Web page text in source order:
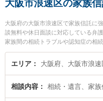
大阪市浪速区の家族
大阪府の大阪市浪速区で家族信託に
談無料や休日面談に対応している弁
家族間の相続トラブルや認知症の相
検索もでき便利です。特に家藤法律
事務所ロイヤーズ・ハイの永田 順
を今すぐに弁護士に相談したい』『
の弁護士を検索したい』『初回相談
エリア 大阪府、大阪市浪速
相談内容 相続・遺言、家族